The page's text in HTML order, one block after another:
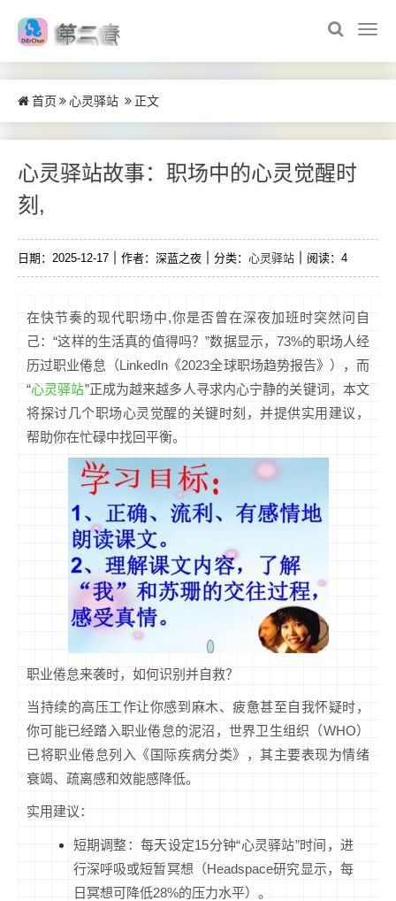
首页 心灵驿站 正文
心灵驿站故事：职场中的心灵觉醒时
刻,
日期：2025-12-17 作者：深蓝之夜 分类： 心灵驿站 阅读：4
在快节奏的现代职场中,你是否曾在深夜加班时突然问自
己：“这样的生活真的值得吗？”数据显示，73%的职场人经
历过职业倦怠（LinkedIn《2023全球职场趋势报告》），而
“心灵驿站”正成为越来越多人寻求内心宁静的关键词，本文
将探讨几个职场心灵觉醒的关键时刻，并提供实用建议，
帮助你在忙碌中找回平衡。
职业倦怠来袭时，如何识别并自救？
当持续的高压工作让你感到麻木、疲惫甚至自我怀疑时，
你可能已经踏入职业倦怠的泥沼，世界卫生组织（WHO）
已将职业倦怠列入《国际疾病分类》，其主要表现为情绪
衰竭、疏离感和效能感降低。
实用建议：
短期调整：每天设定15分钟“心灵驿站”时间，进
行深呼吸或短暂冥想（Headspace研究显示，每
日冥想可降低28%的压力水平）。